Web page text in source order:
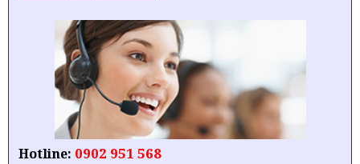
Hotline: 0902 951 568